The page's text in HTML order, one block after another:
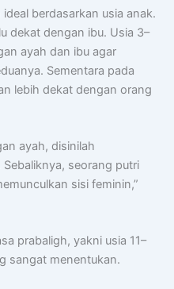
berdasarkan usia anak.
dekat dengan ibu. Usia 3–
ayah dan ibu agar
Sementara pada
lebih dekat dengan orang
ayah, disinilah
seorang putri
sisi feminin,”
prabaligh, yakni usia 11–
sangat menentukan.